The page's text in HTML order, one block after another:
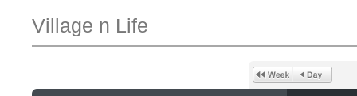
Village n Life